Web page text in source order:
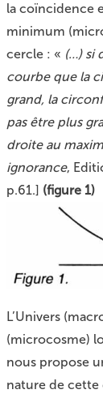
la coïncidence
minimum
cercle : « (…) si
courbe que la
grand, la
pas être plus
droite au
ignorance,
p.61.] (figure 1)
L’Univers
(microcosme)
nous propose
nature de cette